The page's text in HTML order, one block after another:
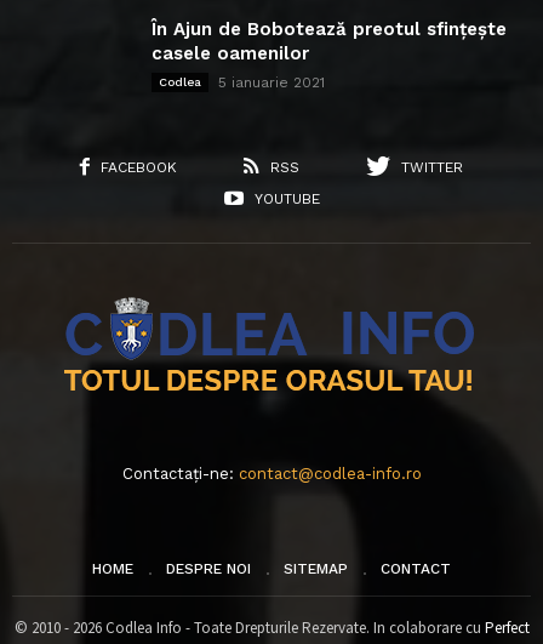
În Ajun de Bobotează preotul sfințește
casele oamenilor
Codlea 5 ianuarie 2021
FACEBOOK RSS
TWITTER
YOUTUBE
Contactați-ne: contact@codlea-info.ro
HOME DESPRE NOI SITEMAP CONTACT
© 2010 - 2026 Codlea Info - Toate Drepturile Rezervate. In colaborare cu Perfect